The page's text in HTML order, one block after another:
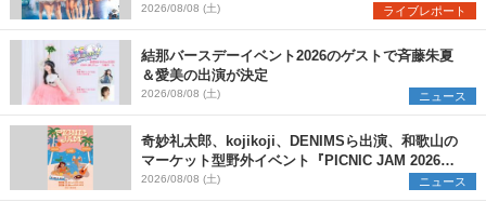
Onephony新体制1st Oneman Live はじまりの夏
＞
2026/08/08 (土) ライブレポート
結那バースデーイベント2026のゲストで斉藤朱夏
＆愛美の出演が決定
2026/08/08 (土) ニュース
奇妙礼太郎、kojikoji、DENIMSら出演、和歌山の
マーケット型野外イベント『PICNIC JAM 2026』
早割チケット発売開始
2026/08/08 (土) ニュース